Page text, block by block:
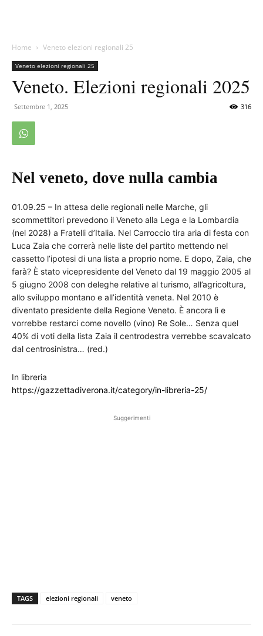
Home Veneto elezioni regionali 25
Veneto elezioni regionali 25
Veneto. Elezioni regionali 2025
Settembre 1, 2025 316
Nel veneto, dove nulla cambia
01.09.25 – In attesa delle regionali nelle Marche, gli
scommettitori prevedono il Veneto alla Lega e la Lombardia
(nel 2028) a Fratelli d’Italia. Nel Carroccio tira aria di festa con
Luca Zaia che correrà nelle liste del partito mettendo nel
cassetto l’ipotesi di una lista a proprio nome. E dopo, Zaia, che
farà? È stato vicepresidente del Veneto dal 19 maggio 2005 al
5 giugno 2008 con deleghe relative al turismo, all’agricoltura,
allo sviluppo montano e all’identità veneta. Nel 2010 è
diventato presidente della Regione Veneto. È ancora lì e
vorrebbe restarci come novello (vino) Re Sole… Senza quel
40% di voti della lista Zaia il centrodestra verrebbe scavalcato
dal centrosinistra… (red.)
In libreria
https://gazzettadiverona.it/category/in-libreria-25/
Suggerimenti
TAGS elezioni regionali veneto